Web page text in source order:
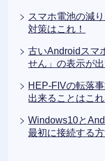
スマホ電池の減
対策はこれ！
古いAndroidスマ
せん」の表示が出
HEP-FIVの転落
出来ることはこれ
Windows10と
最初に接続する方